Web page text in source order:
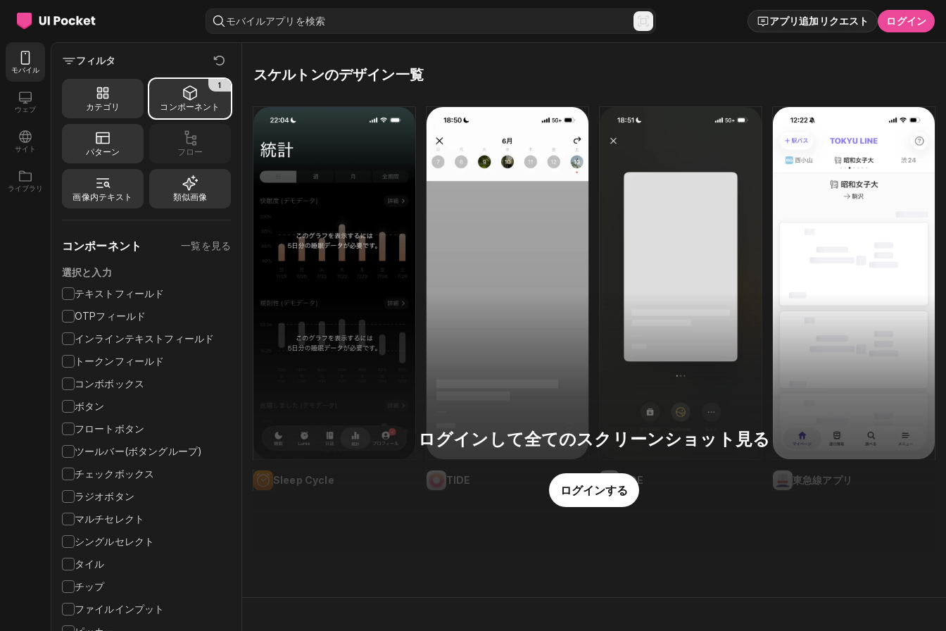
モバイルアプリを検索 アプリ追加リクエスト ログイン
モバイル
ウェブ
サイト
ライブラリ
フィルタ
カテゴリ
1
コンポーネント
パターン フロー
画像内テキスト 類似画像
コンポーネント 一覧を見る
選択と入力
テキストフィールド
OTPフィールド
インラインテキストフィールド
トークンフィールド
コンボボックス
ボタン
フロートボタン
ツールバー(ボタングループ)
チェックボックス
ラジオボタン
マルチセレクト
シングルセレクト
タイル
チップ
ファイルインプット
スケルトンのデザイン一覧
Sleep Cycle TIDE TIDE 東急線アプリ
ログインして全てのスクリーンショット見る
ログインする